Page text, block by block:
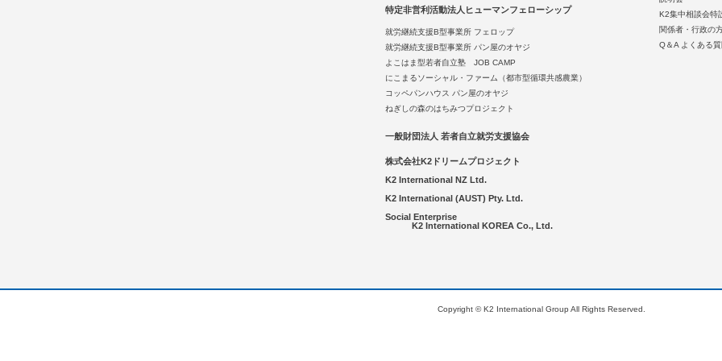
特定非営利活動法人ヒューマンフェローシップ
就労継続支援B型事業所 フェロップ
就労継続支援B型事業所 パン屋のオヤジ
よこはま型若者自立塾 JOB CAMP
にこまるソーシャル・ファーム（都市型循環共感農業）
コッペパンハウス パン屋のオヤジ
ねぎしの森のはちみつプロジェクト
一般財団法人 若者自立就労支援協会
株式会社K2ドリームプロジェクト
K2 International NZ Ltd.
K2 International (AUST) Pty. Ltd.
Social Enterprise
K2 International KOREA Co., Ltd.
K2集中相談会特
関係者・行政の
Q＆A よくある質
Copyright © K2 International Group All Rights Reserved.